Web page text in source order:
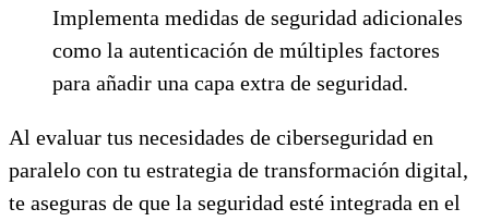
Implementa medidas de seguridad adicionales
como la autenticación de múltiples factores
para añadir una capa extra de seguridad.
Al evaluar tus necesidades de ciberseguridad en
paralelo con tu estrategia de transformación digital,
te aseguras de que la seguridad esté integrada en el